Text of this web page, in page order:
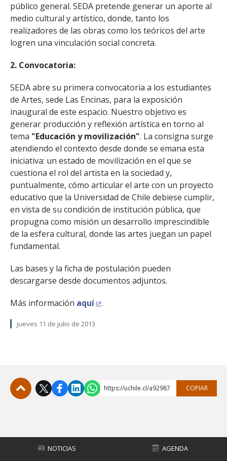
público general. SEDA pretende generar un aporte al
medio cultural y artístico, donde, tanto los
realizadores de las obras como los teóricos del arte
logren una vinculación social concreta.
2. Convocatoria:
SEDA abre su primera convocatoria a los estudiantes
de Artes, sede Las Encinas, para la exposición
inaugural de este espacio. Nuestro objetivo es
generar producción y reflexión artística en torno al
tema "Educación y movilización". La consigna surge
atendiendo el contexto desde donde se emana esta
iniciativa: un estado de movilización en el que se
cuestiona el rol del artista en la sociedad y,
puntualmente, cómo articular el arte con un proyecto
educativo que la Universidad de Chile debiese cumplir,
en vista de su condición de institución pública, que
propugna como misión un desarrollo imprescindible
de la esfera cultural, donde las artes juegan un papel
fundamental.
Las bases y la ficha de postulación pueden
descargarse desde documentos adjuntos.
Más información aquí .
jueves 11 de julio de 2013
https://uchile.cl/a92987 COPIAR
NOTICIAS AGENDA